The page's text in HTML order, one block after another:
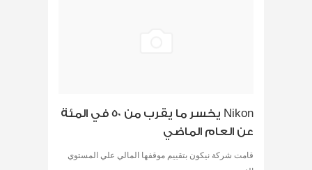
Nikon يخسر ما يقرب من 50 في المئة
عن العام الماضي
قامت شركة نيكون بتقييم موقفها المالي علي المستوي